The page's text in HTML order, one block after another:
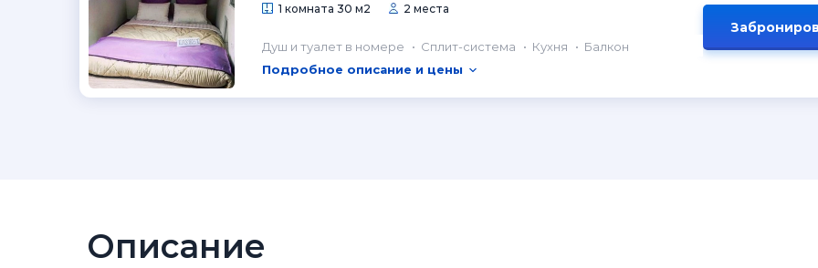
1 комната 30 м2 2 места
Душ и туалет в номере Сплит-система Кухня
Балкон
Подробное описание и цены
Описание